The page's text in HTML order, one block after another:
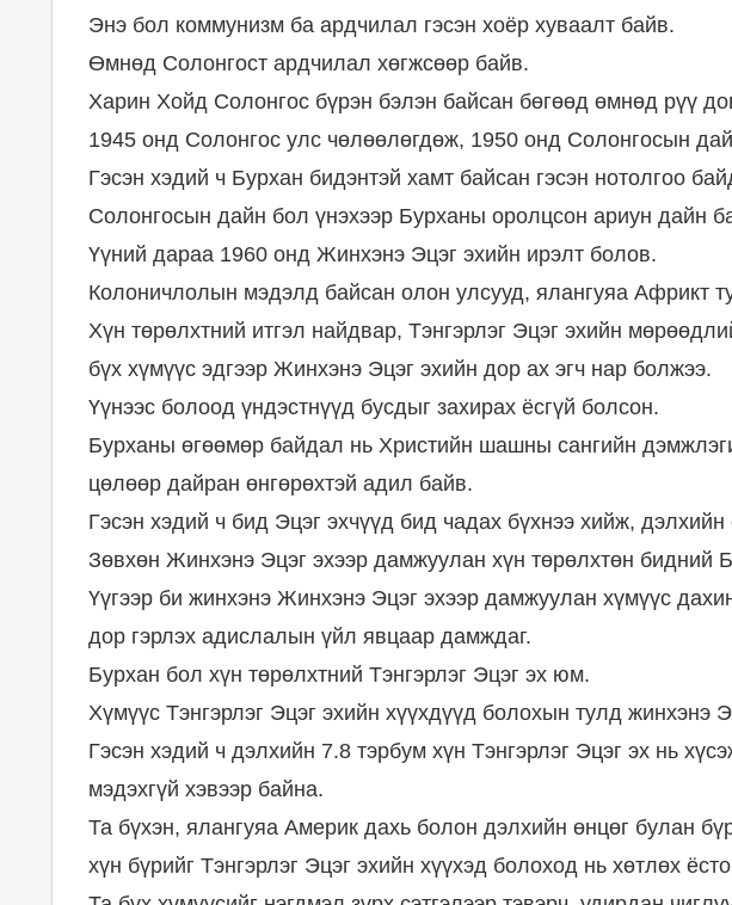
Энэ бол коммунизм ба ардчилал гэсэн хоёр хуваалт байв.
Өмнөд Солонгост ардчилал хөгжсөөр байв.
Харин Хойд Солонгос бүрэн бэлэн байсан бөгөөд өмнөд рүү
1945 онд Солонгос улс чөлөөлөгдөж, 1950 онд Солонгосын
Гэсэн хэдий ч Бурхан бидэнтэй хамт байсан гэсэн нотолгоо
Солонгосын дайн бол үнэхээр Бурханы оролцсон ариун дайн
Үүний дараа 1960 онд Жинхэнэ Эцэг эхийн ирэлт болов.
Колоничлолын мэдэлд байсан олон улсууд, ялангуяа Африкт
Хүн төрөлхтний итгэл найдвар, Тэнгэрлэг Эцэг эхийн
бүх хүмүүс эдгээр Жинхэнэ Эцэг эхийн дор ах эгч нар болжээ.
Үүнээс болоод үндэстнүүд бусдыг захирах ёсгүй болсон.
Бурханы өгөөмөр байдал нь Христийн шашны сангийн
цөлөөр дайран өнгөрөхтэй адил байв.
Гэсэн хэдий ч бид Эцэг эхчүүд бид чадах бүхнээ хийж,
Зөвхөн Жинхэнэ Эцэг эхээр дамжуулан хүн төрөлхтөн бидний
Үүгээр би жинхэнэ Жинхэнэ Эцэг эхээр дамжуулан хүмүүс
дор гэрлэх адислалын үйл явцаар дамждаг.
Бурхан бол хүн төрөлхтний Тэнгэрлэг Эцэг эх юм.
Хүмүүс Тэнгэрлэг Эцэг эхийн хүүхдүүд болохын тулд жинхэнэ
Гэсэн хэдий ч дэлхийн 7.8 тэрбум хүн Тэнгэрлэг Эцэг эх нь
мэдэхгүй хэвээр байна.
Та бүхэн, ялангуяа Америк дахь болон дэлхийн өнцөг булан
хүн бүрийг Тэнгэрлэг Эцэг эхийн хүүхэд болоход нь хөтлөх